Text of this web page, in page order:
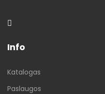
Info
Katalogas
Paslaugos